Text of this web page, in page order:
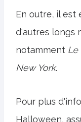
En outre, il est
d'autres longs
notamment Le
New York.
Pour plus
Halloween,